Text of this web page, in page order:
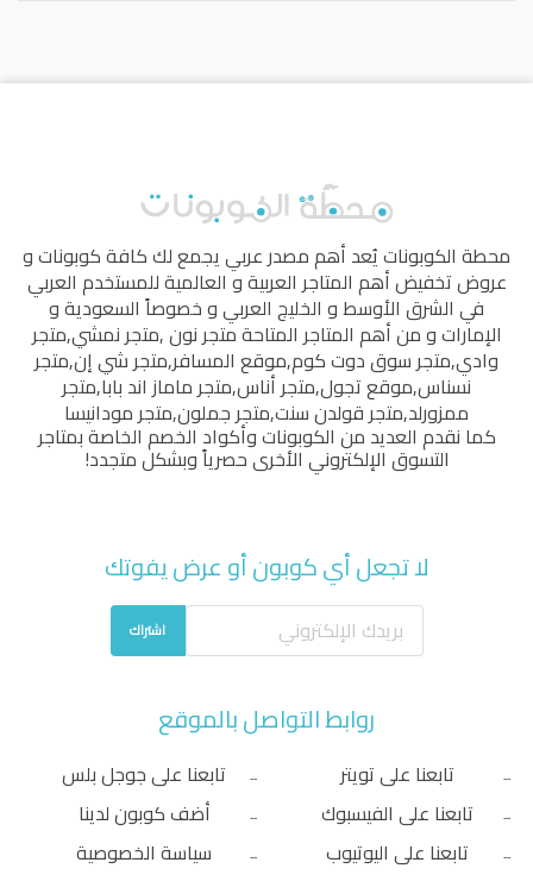
محطة الكوبوناتيُعد أهم مصدر عربي يجمع لك كافة كوبونات و
عروض تخفيض أهم المتاجر العربية و العالمية للمستخدم العربي
في الشرق الأوسط و الخليج العربي و خصوصاً السعودية و
الإمارات و من أهم المتاجر المتاحةمتجر نون,متجر نمشي,متجر
وادي,متجر سوق دوت كوم,موقع المسافر,متجر شي إن,متجر
نسناس,موقع تجول,متجر أناس,متجر ماماز اند بابا,متجر
ممزورلد,متجر قولدن سنت,متجر جملون,متجر مودانيسا
كما نقدم العديد من الكوبونات وأكواد الخصم الخاصة بمتاجر
التسوق الإلكتروني الأخرى حصرياً وبشكل متجدد!
لا تجعل أي كوبون أو عرض يفوتك
اشتراك
روابط التواصل بالموقع
تابعنا على تويتر
تابعنا على الفيسبوك
تابعنا على اليوتيوب
تابعنا على جوجل بلس
أضف كوبون لدينا
سياسة الخصوصية